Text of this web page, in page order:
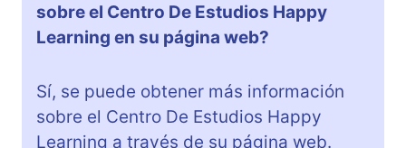
sobre el Centro De Estudios Happy
Learning en su página web?
Sí, se puede obtener más información
sobre el Centro De Estudios Happy
Learning a través de su página web.